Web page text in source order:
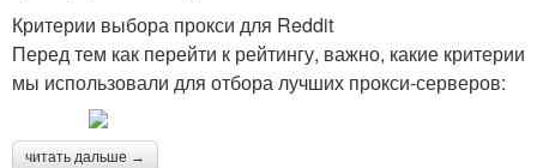
Критерии выбора прокси для Reddit
Перед тем как перейти к рейтингу, важно, какие критерии
мы использовали для отбора лучших прокси-серверов:
читать дальше →